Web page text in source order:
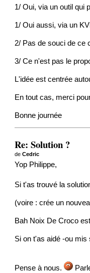
1/ Oui, via un outil qui
1/ Oui aussi, via un
2/ Pas de souci de ce
3/ Ce n'est pas le
L'idée est centrée
En tout cas, merci
Bonne journée
Re: Solution ?
deCedric
Yop Philippe,
Si t'as trouvé la
(voire : crée un
Bah Noix De Croco
Si on t'as aidé -ou
Pense à nous.